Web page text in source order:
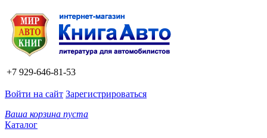
+7 929-646-81-53
Войти на сайт Зарегистрироваться
Ваша корзина пуста
Каталог